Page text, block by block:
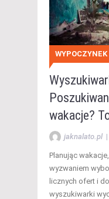
WYPOCZYNEK
wakacje?
jaknalato.pl |
Planując
wyzwaniem
licznych ofert i
wyszukiwarki